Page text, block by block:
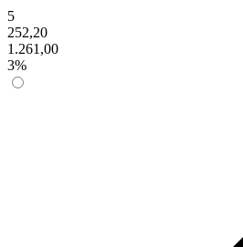
5
252,20
1.261,00
3%